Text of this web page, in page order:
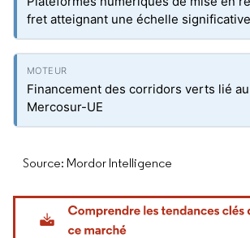
fret atteignant une échelle significative
Financement des corridors verts lié
Mercosur-UE
Source: Mordor Intelligence